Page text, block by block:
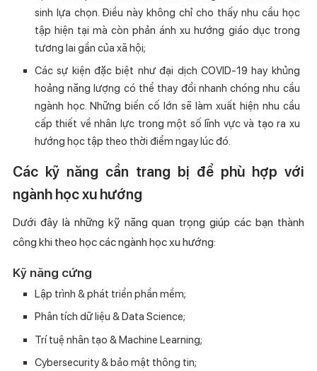
sinh lựa chọn. Điều này không chỉ cho thấy nhu cầu học
tập hiện tại mà còn phản ánh xu hướng giáo dục trong
tương lai gần của xã hội;
Các sự kiện đặc biệt như đại dịch COVID‑19 hay khủng
hoảng năng lượng có thể thay đổi nhanh chóng nhu cầu
ngành học. Những biến cố lớn sẽ làm xuất hiện nhu cầu
cấp thiết về nhân lực trong một số lĩnh vực và tạo ra xu
hướng học tập theo thời điểm ngay lúc đó.
Các kỹ năng cần trang bị để phù hợp với
ngành học xu hướng
Dưới đây là những kỹ năng quan trọng giúp các bạn thành
công khi theo học các ngành học xu hướng:
Kỹ năng cứng
Lập trình & phát triển phần mềm;
Phân tích dữ liệu & Data Science;
Trí tuệ nhân tạo & Machine Learning;
Cybersecurity & bảo mật thông tin;